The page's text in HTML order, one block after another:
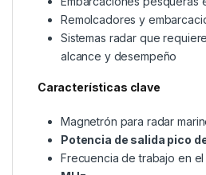
Remolcadores y
Sistemas radar que
alcance y desempeño
Características clave
Magnetrón para radar
Potencia de salida pico
Frecuencia de trabajo en